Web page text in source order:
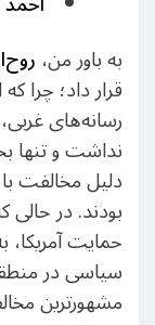
به باور من،
قرار داد؛ چرا
رسانه‌های
نداشت و تنها
دلیل مخالفت
بودند. در
حمایت
سیاسی در
مشهورترین